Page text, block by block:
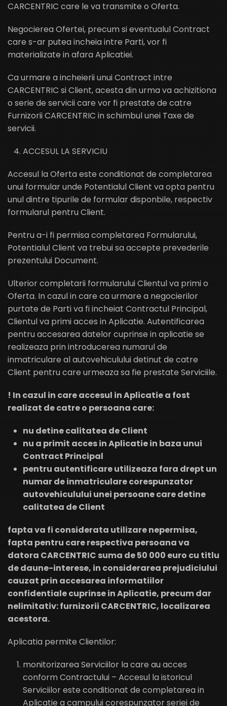
CARCENTRIC care le va transmite o Oferta.
Negocierea Ofertei, precum si eventualul Contract
care s-ar putea incheia intre Parti, vor fi
materializate in afara Aplicatiei.
Ca urmare a incheierii unui Contract intre
CARCENTRIC si Client, acesta din urma va achizitiona
o serie de servicii care vor fi prestate de catre
Furnizorii CARCENTRIC in schimbul unei Taxe de
servicii.
ACCESUL LA SERVICIU
Accesul la Oferta este conditionat de completarea
unui formular unde Potentialul Client va opta pentru
unul dintre tipurile de formular disponbile, respectiv
formularul pentru Client.
Pentru a-i fi permisa completarea Formularului,
Potentialul Client va trebui sa accepte prevederile
prezentului Document.
Ulterior completarii formularului Clientul va primi o
Oferta. In cazul in care ca urmare a negocierilor
purtate de Parti va fi incheiat Contractul Principal,
Clientul va primi acces in Aplicatie. Autentificarea
pentru accesarea datelor cuprinse in aplicatie se
realizeaza prin introducerea numarul de
inmatriculare al autovehiculului detinut de catre
Client pentru care urmeaza sa fie prestate Serviciile.
! In cazul in care accesul in Aplicatie a fost
realizat de catre o persoana care:
nu detine calitatea de Client
nu a primit acces in Aplicatie in baza unui
Contract Principal
pentru autentificare utilizeaza fara drept un
numar de inmatriculare corespunzator
autovehiculului unei persoane care detine
calitatea de Client
fapta va fi considerata utilizare nepermisa,
fapta pentru care respectiva persoana va
datora CARCENTRIC suma de 50 000 euro cu titlu
de daune-interese, in considerarea prejudiciului
cauzat prin accesarea informatiilor
confidentiale cuprinse in Aplicatie, precum dar
nelimitativ: furnizorii CARCENTRIC, localizarea
acestora.
Aplicatia permite Clientilor:
monitorizarea Serviciilor la care au acces
conform Contractului – Accesul la istoricul
Serviciilor este conditionat de completarea in
Aplicatie a campului corespunzator seriei de